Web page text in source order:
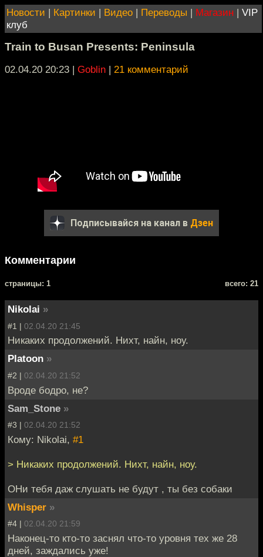
Новости | Картинки | Видео | Переводы | Магазин | VIP
клуб
Train to Busan Presents: Peninsula
02.04.20 20:23 | Goblin | 21 комментарий
Подписывайся на канал в Дзен
Комментарии
cтраницы: 1 всего: 21
Nikolai »
#1 | 02.04.20 21:45
Никаких продолжений. Нихт, найн, ноу.
Platoon »
#2 | 02.04.20 21:52
Вроде бодро, не?
Sam_Stone »
#3 | 02.04.20 21:52
Кому: Nikolai, #1
> Никаких продолжений. Нихт, найн, ноу.
ОНи тебя даж слушать не будут , ты без собаки
Whisper »
#4 | 02.04.20 21:59
Наконец-то кто-то заснял что-то уровня тех же 28
дней, заждались уже!